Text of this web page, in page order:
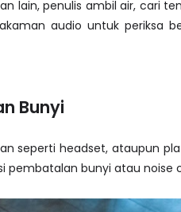
lain, penulis ambil air, cari
audio untuk periksa
Bunyi
seperti headset, ataupun
pembatalan bunyi atau noise